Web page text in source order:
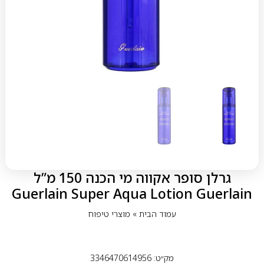
גרלן סופר אקווה מי הכנה 150 מ”ל
Guerlain Super Aqua Lotion Guerlain
עמוד הבית» מוצרי טיפוח
מק״ט: 3346470614956